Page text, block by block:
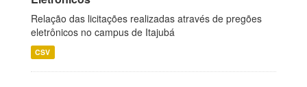
Relação das licitações realizadas através de pregões
eletrônicos no campus de Itajubá
CSV